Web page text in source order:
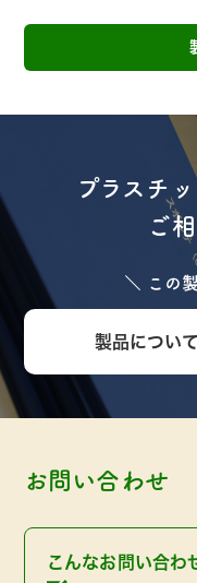
プラスチ
ご
＼ この
製品につい
お問い合わせ
こんなお問い合わ